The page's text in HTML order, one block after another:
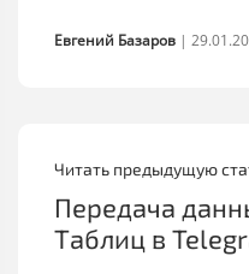
Читать предыдущую
Передача
Таблиц в
Евгений Базаров |